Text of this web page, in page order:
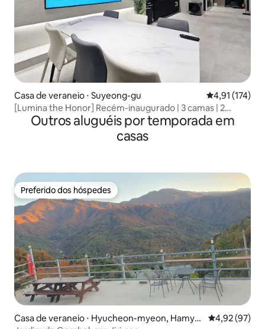
Casa de veraneio ⋅ Suyeong-gu 4,91 de uma
4,91 (174)
[Lumina the Honor] Recém-inaugurado | 3 camas | 2
banheiros | Banheira de hidromassagem | Netflix |
YouTube | Totalmente desinfetado
Outros aluguéis por temporada em
casas
Preferido dos hóspedes
Preferido dos hóspedes
Casa de veraneio ⋅ Hyucheon-myeon, Hamya
4,92 de uma
4,92 (97)